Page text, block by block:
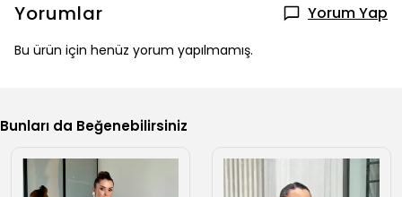
Yorumlar Yorum Yap
Bu ürün için henüz yorum yapılmamış.
Bunları da Beğenebilirsiniz